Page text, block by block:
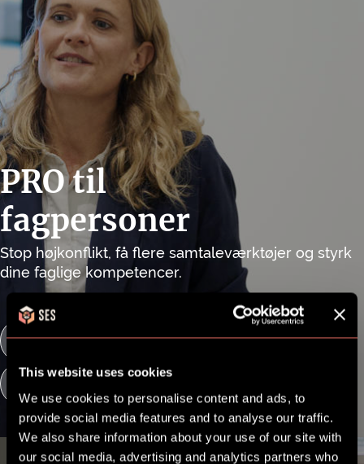
This website uses cookies
We use cookies to personalise content and ads, to
provide social media features and to analyse our traffic.
We also share information about your use of our site with
our social media, advertising and analytics partners who
PRO til
fagpersoner
Stop højkonflikt, få flere samtaleværktøjer og styrk
dine faglige kompetencer.
Ansøg her